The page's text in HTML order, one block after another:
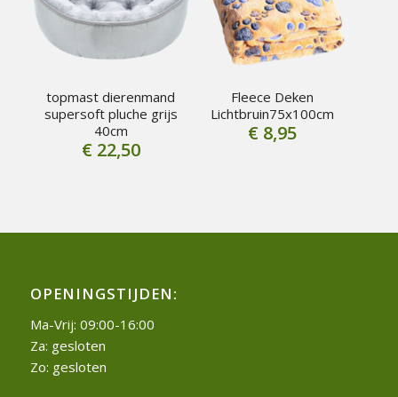
topmast dierenmand
supersoft pluche grijs
40cm
€22,50
Fleece Deken
Lichtbruin75x100cm
€ 8,95
OPENINGSTIJDEN:
Ma-Vrij: 09:00-16:00
Za: gesloten
Zo: gesloten